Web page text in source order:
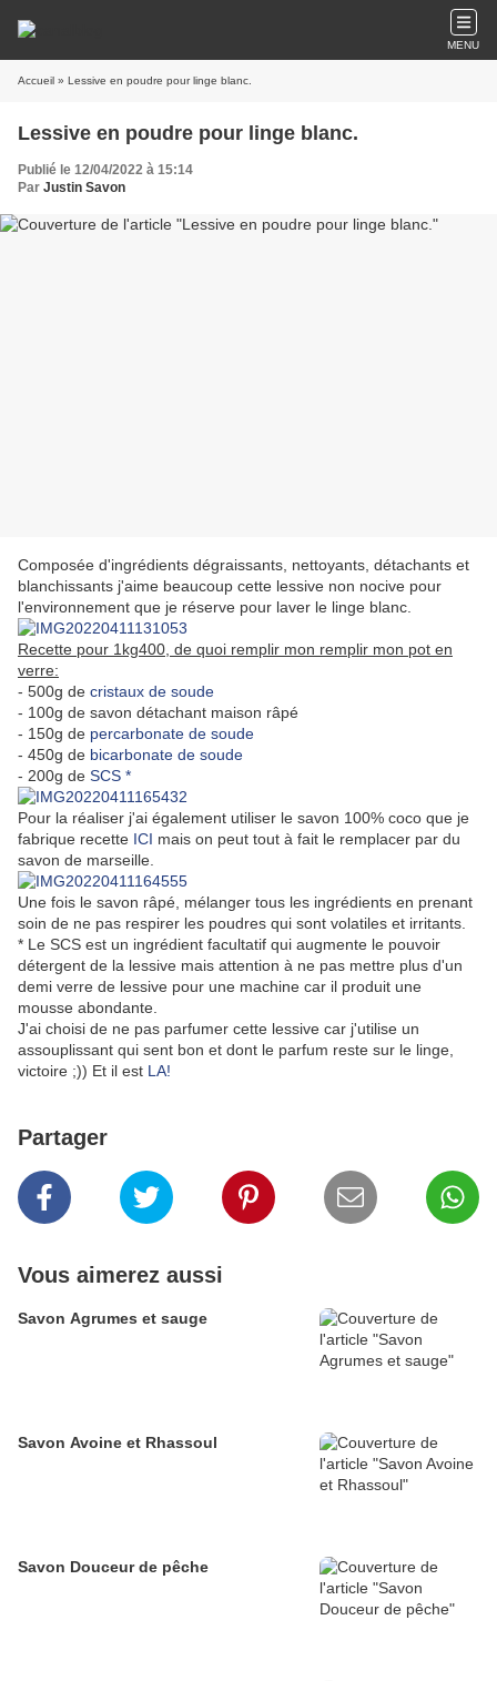
MENU
Accueil » Lessive en poudre pour linge blanc.
Lessive en poudre pour linge blanc.
Publié le 12/04/2022 à 15:14
Par Justin Savon
Composée d'ingrédients dégraissants, nettoyants, détachants et
blanchissants j'aime beaucoup cette lessive non nocive pour
l'environnement que je réserve pour laver le linge blanc.
Recette pour 1kg400, de quoi remplir mon remplir mon pot en
verre:
- 500g de cristaux de soude
- 100g de savon détachant maison râpé
- 150g de percarbonate de soude
- 450g de bicarbonate de soude
- 200g de SCS *
Pour la réaliser j'ai également utiliser le savon 100% coco que je
fabrique recette ICI mais on peut tout à fait le remplacer par du
savon de marseille.
Une fois le savon râpé, mélanger tous les ingrédients en prenant
soin de ne pas respirer les poudres qui sont volatiles et irritants.
* Le SCS est un ingrédient facultatif qui augmente le pouvoir
détergent de la lessive mais attention à ne pas mettre plus d'un
demi verre de lessive pour une machine car il produit une
mousse abondante.
J'ai choisi de ne pas parfumer cette lessive car j'utilise un
assouplissant qui sent bon et dont le parfum reste sur le linge,
victoire ;)) Et il est LA!
Partager
Vous aimerez aussi
Savon Agrumes et sauge
Savon Avoine et Rhassoul
Savon Douceur de pêche